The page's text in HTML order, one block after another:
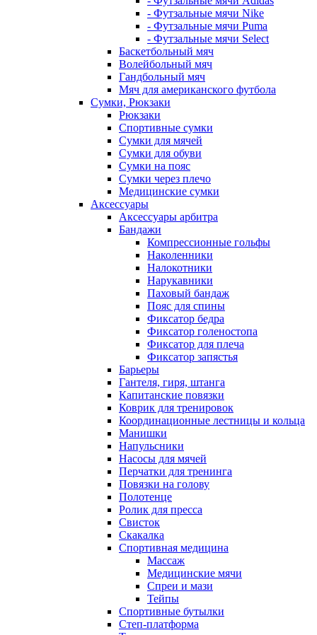
- Футзальные мячи Nike
- Футзальные мячи Puma
- Футзальные мячи Select
Баскетбольный мяч
Волейбольный мяч
Гандбольный мяч
Мяч для американского футбола
Сумки, Рюкзаки
Рюкзаки
Спортивные сумки
Сумки для мячей
Сумки для обуви
Сумки на пояс
Сумки через плечо
Медицинские сумки
Аксессуары
Аксессуары арбитра
Бандажи
Компрессионные гольфы
Наколенники
Налокотники
Нарукавники
Паховый бандаж
Пояс для спины
Фиксатор бедра
Фиксатор голеностопа
Фиксатор для плеча
Фиксатор запястья
Барьеры
Гантеля, гиря, штанга
Капитанские повязки
Коврик для тренировок
Координационные лестницы и кольца
Манишки
Напульсники
Насосы для мячей
Перчатки для тренинга
Повязки на голову
Полотенце
Ролик для пресса
Свисток
Скакалка
Спортивная медицина
Массаж
Медицинские мячи
Спреи и мази
Тейпы
Спортивные бутылки
Степ-платформа